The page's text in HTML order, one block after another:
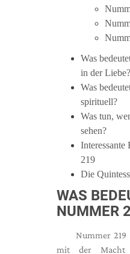
Was
in der Liebe?
Was
spirituell?
Was tun,
sehen?
Interessante
219
Die
WAS
NUMMER
Nummer
mit der Macht